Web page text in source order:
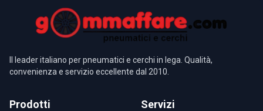
Il leader italiano per pneumatici e cerchi in lega. Qualità,
convenienza e servizio eccellente dal 2010.
Prodotti Servizi